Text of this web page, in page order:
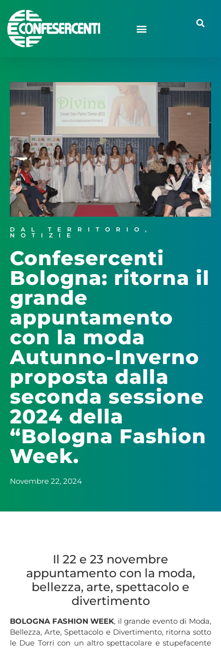
DAL TERRITORIO ,
NOTIZIE
Confesercenti
Bologna: ritorna il
grande
appuntamento
con la moda
Autunno-Inverno
proposta dalla
seconda sessione
2024 della
“Bologna Fashion
Week.
Novembre 22, 2024
Il 22 e 23 novembre
appuntamento con la moda,
bellezza, arte, spettacolo e
divertimento
BOLOGNA FASHION WEEK, il grande evento di Moda,
Bellezza, Arte, Spettacolo e Divertimento, ritorna sotto
le Due Torri con un altro spettacolare e stupefacente